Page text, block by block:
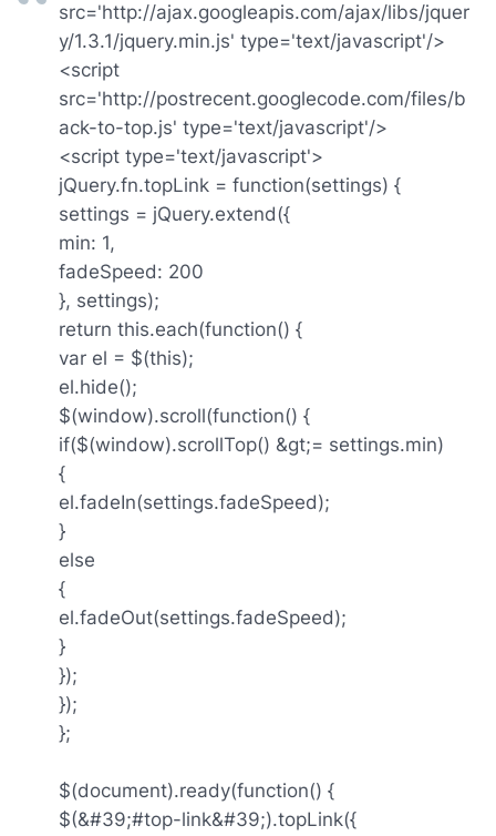
src='http://ajax.googleapis.com/ajax/libs/jquer
y/1.3.1/jquery.min.js' type='text/javascript'/>
<script
src='http://postrecent.googlecode.com/files/b
ack-to-top.js' type='text/javascript'/>
<script type='text/javascript'>
jQuery.fn.topLink = function(settings) {
settings = jQuery.extend({
min: 1,
fadeSpeed: 200
}, settings);
return this.each(function() {
var el = $(this);
el.hide();
$(window).scroll(function() {
if($(window).scrollTop() &gt;= settings.min)
{
el.fadeIn(settings.fadeSpeed);
}
else
{
el.fadeOut(settings.fadeSpeed);
}
});
});
};
$(document).ready(function() {
$(&#39;#top-link&#39;).topLink({